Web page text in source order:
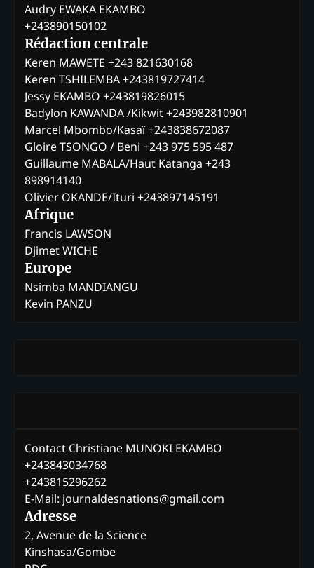
Audry EWAKA EKAMBO
+243890150102
Rédaction centrale
Keren MAWETE +243 821630168
Keren TSHILEMBA +243819727414
Jessy EKAMBO +243819826015
Badylon KAWANDA /Kikwit +243982810901
Marcel Mbombo/Kasaï +243838672087
Gloire TSONGO / Beni +243 975 595 487
Guillaume MABALA/Haut Katanga +243
898914140
Olivier OKANDE/Ituri +243897145191
Afrique
Francis LAWSON
Djimet WICHE
Europe
Nsimba MANDIANGU
Kevin PANZU
Contact Christiane MUNOKI EKAMBO
+243843034768
+243815296262
E-Mail: journaldesnations@gmail.com
Adresse
2, Avenue de la Science
Kinshasa/Gombe